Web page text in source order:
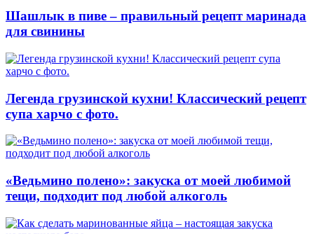
Шашлык в пиве – правильный рецепт маринада
для свинины
Легенда грузинской кухни! Классический рецепт
супа харчо с фото.
«Ведьмино полено»: закуска от моей любимой
тещи, подходит под любой алкоголь